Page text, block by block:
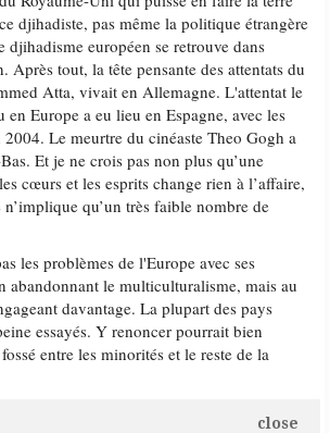
djihadiste, pas même la politique étrangère
européen se retrouve dans
Après tout, la tête pensante des attentats du
Atta, vivait en Allemagne. L'attentat le
en Europe a eu lieu en Espagne, avec les
Le meurtre du cinéaste Theo Gogh a
Et je ne crois pas non plus qu’une
cœurs et les esprits change rien à l’affaire,
qu’un très faible nombre de
les problèmes de l'Europe avec ses
abandonnant le multiculturalisme, mais au
davantage. La plupart des pays
essayés. Y renoncer pourrait bien
entre les minorités et le reste de la
close